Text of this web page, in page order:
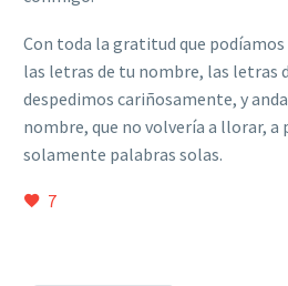
Con toda la gratitud que
las letras de tu nombre, las letras
despedimos cariñosamente, y
nombre, que no volvería a llorar, a
solamente palabras solas.
7